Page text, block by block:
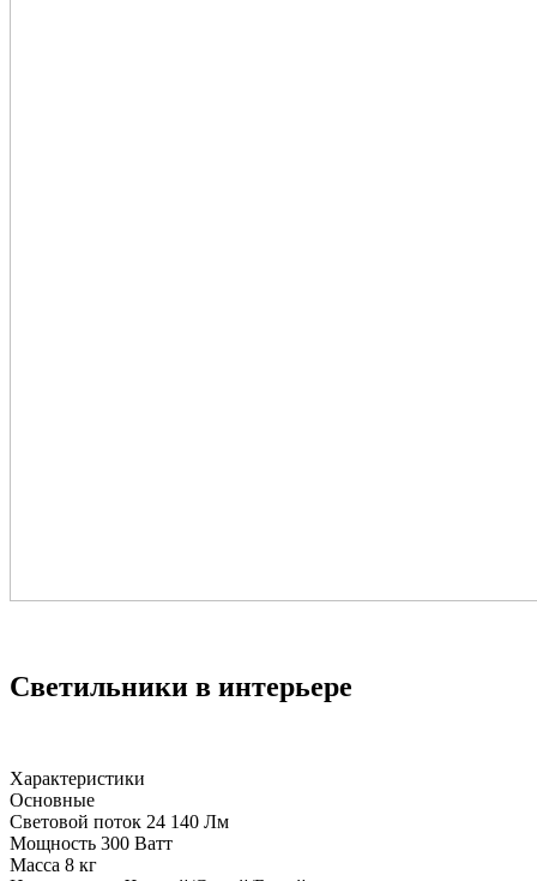
Светильники в интерьере
Характеристики
Основные
Световой поток 24 140 Лм
Мощность 300 Ватт
Масса 8 кг